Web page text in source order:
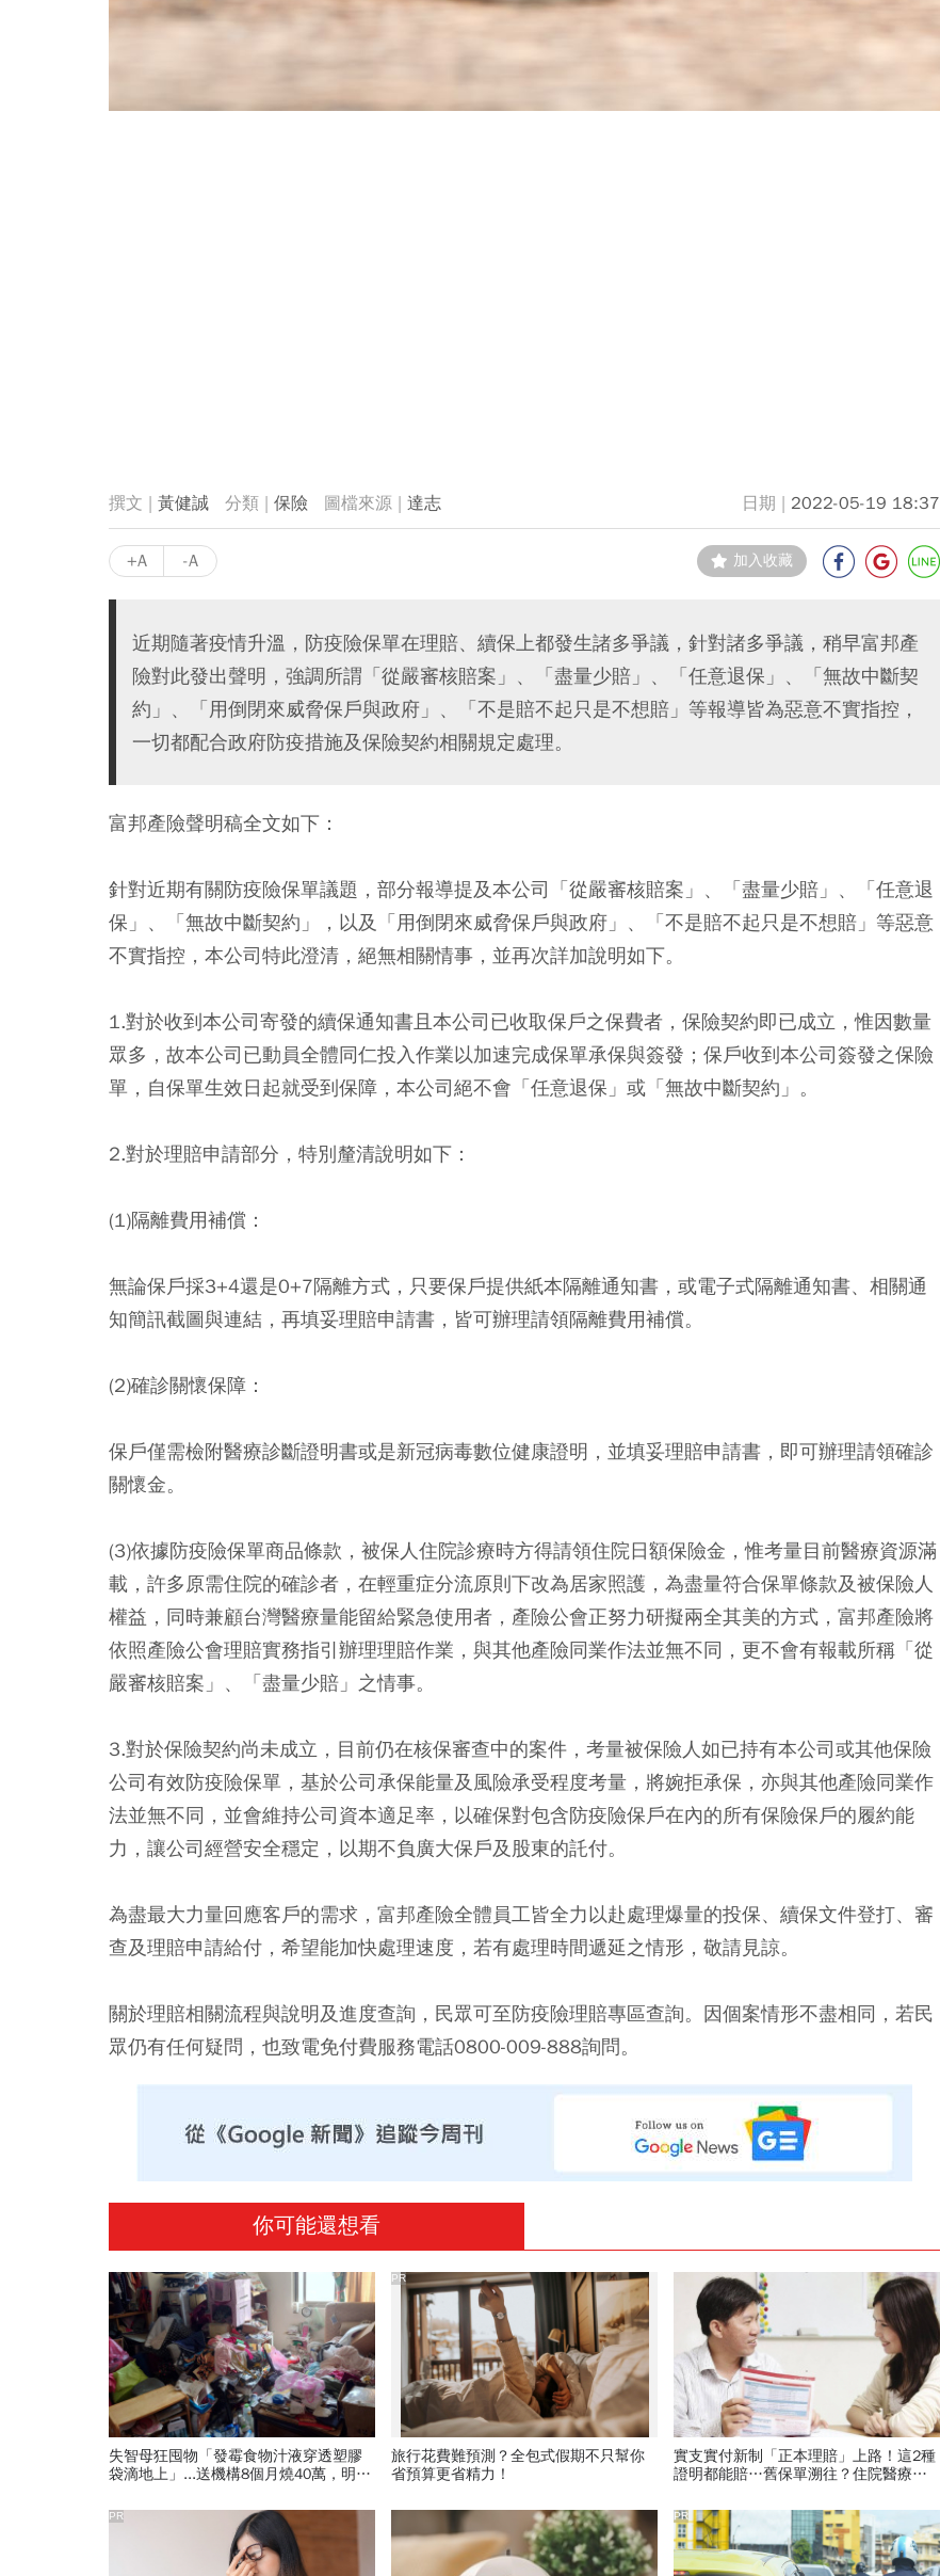
黃健誠 保險 達志 2022-05-19 18:37
+A -A 加入收藏
近期隨著疫情升溫，防疫險保單在理賠、續保上都發生諸多爭議，針對諸多爭議，稍早富邦產
險對此發出聲明，強調所謂「從嚴審核賠案」、「盡量少賠」、「任意退保」、「無故中斷契
約」、「用倒閉來威脅保戶與政府」、「不是賠不起只是不想賠」等報導皆為惡意不實指控，
一切都配合政府防疫措施及保險契約相關規定處理。
富邦產險聲明稿全文如下：
針對近期有關防疫險保單議題，部分報導提及本公司「從嚴審核賠案」、「盡量少賠」、「任意退
保」、「無故中斷契約」，以及「用倒閉來威脅保戶與政府」、「不是賠不起只是不想賠」等惡意
不實指控，本公司特此澄清，絕無相關情事，並再次詳加說明如下。
1.對於收到本公司寄發的續保通知書且本公司已收取保戶之保費者，保險契約即已成立，惟因數量
眾多，故本公司已動員全體同仁投入作業以加速完成保單承保與簽發；保戶收到本公司簽發之保險
單，自保單生效日起就受到保障，本公司絕不會「任意退保」或「無故中斷契約」。
2.對於理賠申請部分，特別釐清說明如下：
(1)隔離費用補償：
無論保戶採3+4還是0+7隔離方式，只要保戶提供紙本隔離通知書，或電子式隔離通知書、相關通
知簡訊截圖與連結，再填妥理賠申請書，皆可辦理請領隔離費用補償。
(2)確診關懷保障：
保戶僅需檢附醫療診斷證明書或是新冠病毒數位健康證明，並填妥理賠申請書，即可辦理請領確診
關懷金。
(3)依據防疫險保單商品條款，被保人住院診療時方得請領住院日額保險金，惟考量目前醫療資源滿
載，許多原需住院的確診者，在輕重症分流原則下改為居家照護，為盡量符合保單條款及被保險人
權益，同時兼顧台灣醫療量能留給緊急使用者，產險公會正努力研擬兩全其美的方式，富邦產險將
依照產險公會理賠實務指引辦理理賠作業，與其他產險同業作法並無不同，更不會有報載所稱「從
嚴審核賠案」、「盡量少賠」之情事。
3.對於保險契約尚未成立，目前仍在核保審查中的案件，考量被保險人如已持有本公司或其他保險
公司有效防疫險保單，基於公司承保能量及風險承受程度考量，將婉拒承保，亦與其他產險同業作
法並無不同，並會維持公司資本適足率，以確保對包含防疫險保戶在內的所有保險保戶的履約能
力，讓公司經營安全穩定，以期不負廣大保戶及股東的託付。
為盡最大力量回應客戶的需求，富邦產險全體員工皆全力以赴處理爆量的投保、續保文件登打、審
查及理賠申請給付，希望能加快處理速度，若有處理時間遞延之情形，敬請見諒。
關於理賠相關流程與說明及進度查詢，民眾可至防疫險理賠專區查詢。因個案情形不盡相同，若民
眾仍有任何疑問，也致電免付費服務電話0800-009-888詢問。
你可能還想看
失智母狂囤物「發霉食物汁液穿透塑膠
袋滴地上」...送機構8個月燒40萬，明明
旅行花費難預測？全包式假期不只幫你
省預算更省精力！
PR
實支實付新制「正本理賠」上路！這2種
證明都能賠…舊保單溯往？住院醫療和
PR PR